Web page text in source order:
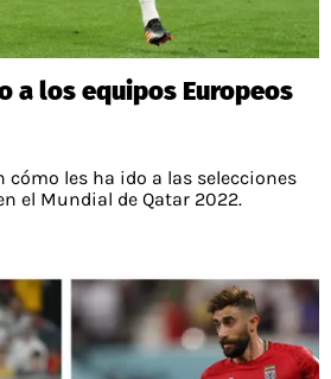
CAMPEONATO NACIONAL
RESULTADOS
TABLA DE POSICIONES
APUESTAS
RedGol, al igual que Futbol Sites, es una
a los equipos Europeos
les ha ido a las selecciones
el Mundial de Qatar 2022.